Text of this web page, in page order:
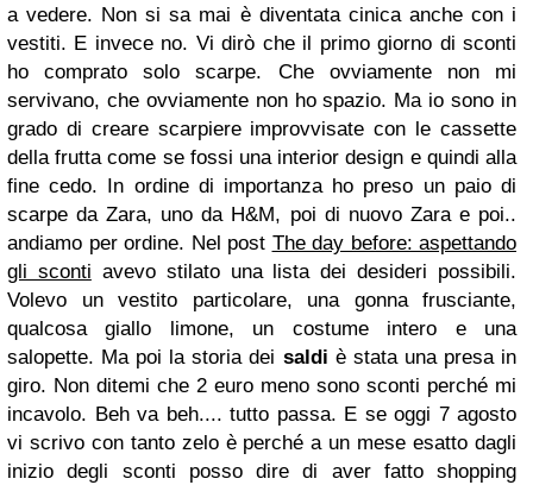
a vedere. Non si sa mai è diventata cinica anche con i
vestiti. E invece no. Vi dirò che il primo giorno di sconti
ho comprato solo scarpe. Che ovviamente non mi
servivano, che ovviamente non ho spazio. Ma io sono in
grado di creare scarpiere improvvisate con le cassette
della frutta come se fossi una interior design e quindi alla
fine cedo. In ordine di importanza ho preso un paio di
scarpe da Zara, uno da H&M, poi di nuovo Zara e poi..
andiamo per ordine. Nel post The day before: aspettando
gli sconti avevo stilato una lista dei desideri possibili.
Volevo un vestito particolare, una gonna frusciante,
qualcosa giallo limone, un costume intero e una
salopette. Ma poi la storia dei saldi è stata una presa in
giro. Non ditemi che 2 euro meno sono sconti perché mi
incavolo. Beh va beh.... tutto passa. E se oggi 7 agosto
vi scrivo con tanto zelo è perché a un mese esatto dagli
inizio degli sconti posso dire di aver fatto shopping